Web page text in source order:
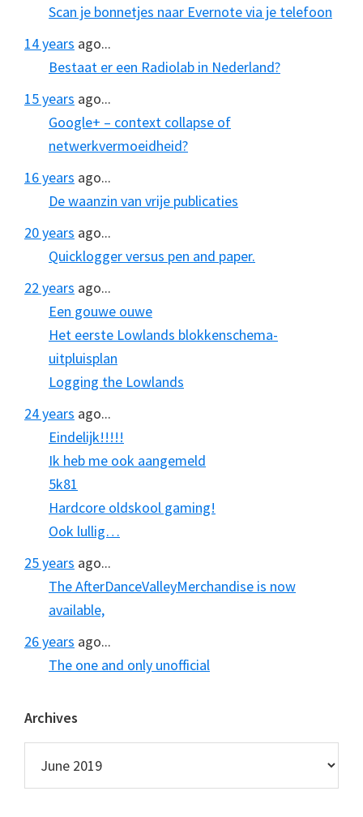
Scan je bonnetjes naar Evernote via je telefoon
14 years ago...
Bestaat er een Radiolab in Nederland?
15 years ago...
Google+ – context collapse of
netwerkvermoeidheid?
16 years ago...
De waanzin van vrije publicaties
20 years ago...
Quicklogger versus pen and paper.
22 years ago...
Een gouwe ouwe
Het eerste Lowlands blokkenschema-
uitpluisplan
Logging the Lowlands
24 years ago...
Eindelijk!!!!!
Ik heb me ook aangemeld
5k81
Hardcore oldskool gaming!
Ook lullig…
25 years ago...
The AfterDanceValleyMerchandise is now
available,
26 years ago...
The one and only unofficial
Archives